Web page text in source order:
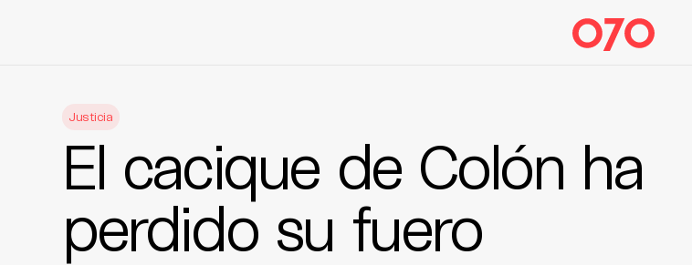
Justicia
El cacique de Colón ha
perdido su fuero